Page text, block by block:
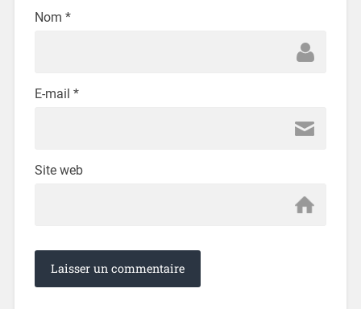
Nom *
E-mail *
Site web